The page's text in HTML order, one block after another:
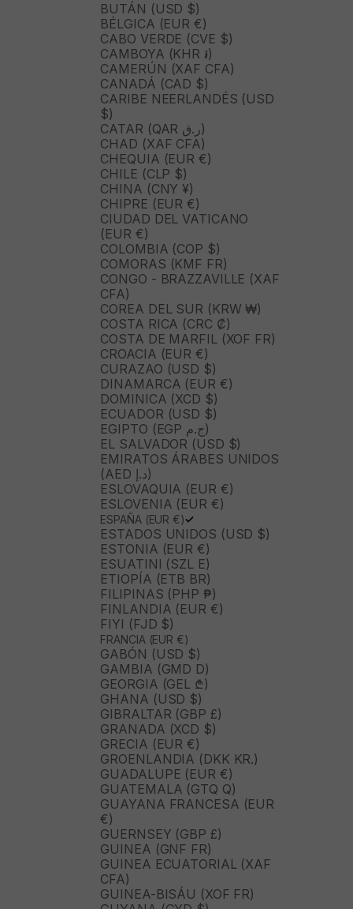
BUTÁN (USD $)
BÉLGICA (EUR €)
CABO VERDE (CVE $)
CAMBOYA (KHR ៛)
CAMERÚN (XAF CFA)
CANADÁ (CAD $)
CARIBE NEERLANDÉS (USD
$)
CATAR (QAR ر.ق)
CHAD (XAF CFA)
CHEQUIA (EUR €)
CHILE (CLP $)
CHINA (CNY ¥)
CHIPRE (EUR €)
CIUDAD DEL VATICANO
(EUR €)
COLOMBIA (COP $)
COMORAS (KMF FR)
CONGO - BRAZZAVILLE (XAF
CFA)
COREA DEL SUR (KRW ₩)
COSTA RICA (CRC ₡)
COSTA DE MARFIL (XOF FR)
CROACIA (EUR €)
CURAZAO (USD $)
DINAMARCA (EUR €)
DOMINICA (XCD $)
ECUADOR (USD $)
EGIPTO (EGP ج.م)
EL SALVADOR (USD $)
EMIRATOS ÁRABES UNIDOS
(AED د.إ)
ESLOVAQUIA (EUR €)
ESLOVENIA (EUR €)
ESPAÑA (EUR €)
ESTADOS UNIDOS (USD $)
ESTONIA (EUR €)
ESUATINI (SZL E)
ETIOPÍA (ETB BR)
FILIPINAS (PHP ₱)
FINLANDIA (EUR €)
FIYI (FJD $)
FRANCIA (EUR €)
GABÓN (USD $)
GAMBIA (GMD D)
GEORGIA (GEL ₾)
GHANA (USD $)
GIBRALTAR (GBP £)
GRANADA (XCD $)
GRECIA (EUR €)
GROENLANDIA (DKK KR.)
GUADALUPE (EUR €)
GUATEMALA (GTQ Q)
GUAYANA FRANCESA (EUR
€)
GUERNSEY (GBP £)
GUINEA (GNF FR)
GUINEA ECUATORIAL (XAF
CFA)
GUINEA-BISÁU (XOF FR)